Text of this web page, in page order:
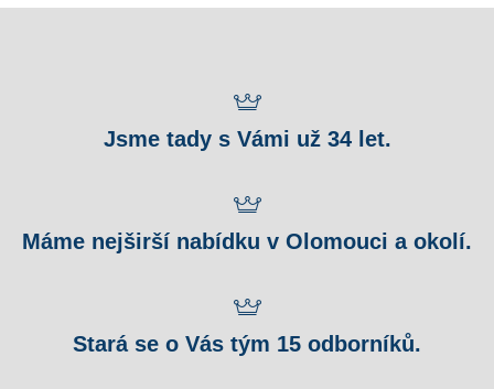
Jsme tady s Vámi už 34 let.
Máme nejširší nabídku v Olomouci a okolí.
Stará se o Vás tým 15 odborníků.